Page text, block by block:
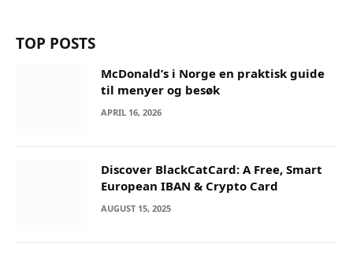
TOP POSTS
McDonald’s i Norge en praktisk guide
til menyer og besøk
APRIL 16, 2026
Discover BlackCatCard: A Free, Smart
European IBAN & Crypto Card
AUGUST 15, 2025